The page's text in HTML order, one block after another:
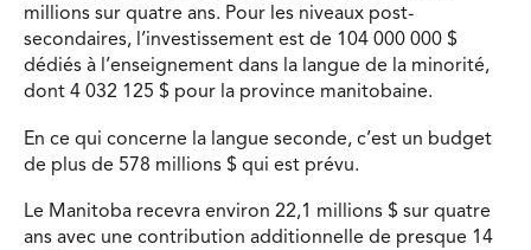
millions sur quatre ans. Pour les niveaux post-
secondaires, l’investissement est de 104 000 000 $
dédiés à l’enseignement dans la langue de la minorité,
dont 4 032 125 $ pour la province manitobaine.
En ce qui concerne la langue seconde, c’est un budget
de plus de 578 millions $ qui est prévu.
Le Manitoba recevra environ 22,1 millions $ sur quatre
ans avec une contribution additionnelle de presque 14